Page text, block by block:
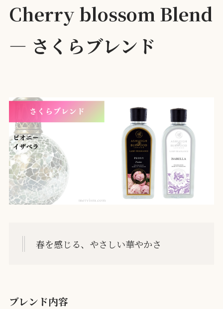
Cherry blossom Blend
— さくらブレンド
春を感じる、やさしい華やかさ
ブレンド内容